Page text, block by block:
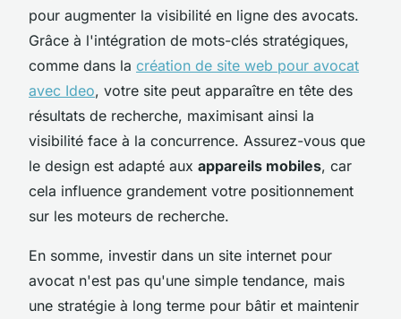
pour augmenter la visibilité en ligne des avocats.
Grâce à l'intégration de mots-clés stratégiques,
comme dans la création de site web pour avocat
avec Ideo, votre site peut apparaître en tête des
résultats de recherche, maximisant ainsi la
visibilité face à la concurrence. Assurez-vous que
le design est adapté aux appareils mobiles, car
cela influence grandement votre positionnement
sur les moteurs de recherche.
En somme, investir dans un site internet pour
avocat n'est pas qu'une simple tendance, mais
une stratégie à long terme pour bâtir et maintenir